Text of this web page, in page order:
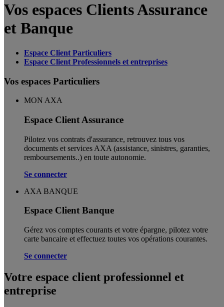
Vos espaces Clients Assurance
et Banque
Espace Client Particuliers
Espace Client Professionnels et entreprises
Vos espaces Particuliers
MON AXA
Espace Client Assurance
Pilotez vos contrats d'assurance, retrouvez tous vos
documents et services AXA (assistance, sinistres, garanties,
remboursements..) en toute autonomie. ​
Se connecter
AXA BANQUE
Espace Client Banque
Gérez vos comptes courants et votre épargne, pilotez votre
carte bancaire et effectuez toutes vos opérations courantes.
Se connecter
Votre espace client professionnel et
entreprise